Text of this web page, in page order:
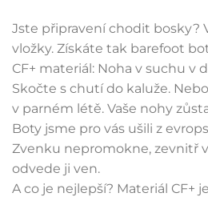
Jste připravení chodit bosky?
vložky. Získáte tak barefoot
CF+ materiál: Noha v suchu v
Skočte s chutí do kaluže.
v parném létě. Vaše nohy
Boty jsme pro vás ušili z
Zvenku nepromokne, zevnitř
odvede ji ven.
A co je nejlepší? Materiál CF+